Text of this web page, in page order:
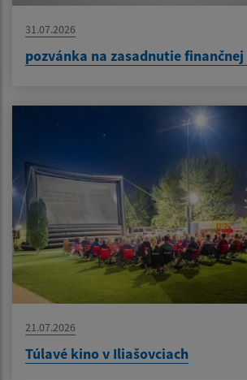
31.07.2026
pozvánka na zasadnutie
21.07.2026
Túlavé kino v Iliašovciach